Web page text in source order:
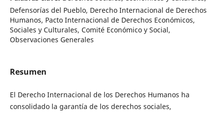
Defensorías del Pueblo, Derecho Internacional de Derechos
Humanos, Pacto Internacional de Derechos Económicos,
Sociales y Culturales, Comité Económico y Social,
Observaciones Generales
Resumen
El Derecho Internacional de los Derechos Humanos ha
consolidado la garantía de los derechos sociales,